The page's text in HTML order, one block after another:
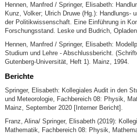
Hennen, Manfred / Springer, Elisabeth:
Kunz, Volker; Ulrich Druwe (Hg.): Handlungs-
der Politikwissenschaft. Eine Einführung in
Forschungsstand. Leske und Budrich,
Hennen, Manfred / Springer, Elisabeth:
Studium und Lehre - Abschlussbericht.
Gutenberg-Universität, Heft 1). Mainz, 1994.
Berichte
Springer, Elisabeth: Kollegiales Audit in den
und Meteorologie, Fachbereich 08: Physik,
Mainz, September 2020 [Interner Bericht].
Franz, Alina/ Springer, Elisabeth (2019):
Mathematik, Fachbereich 08: Physik,